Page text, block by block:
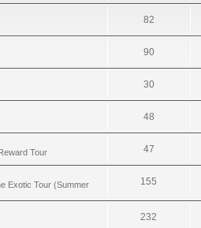
82
90
30
48
Tour 47
Exotic Tour (Summer
155
232